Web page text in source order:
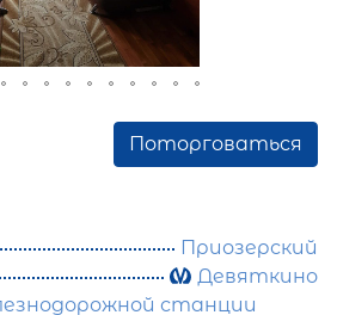
Поторговаться
Приозерский
Девяткино
станции